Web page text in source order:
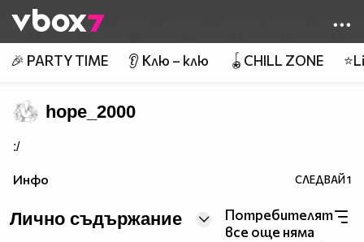
👾
🎉 PARTY TIME 👂 Клю – клю 🪀CHILL ZONE
hope_2000
:/
Инфо СЛЕДВАЙ1
Лично съдържание
Потребителят
все още няма